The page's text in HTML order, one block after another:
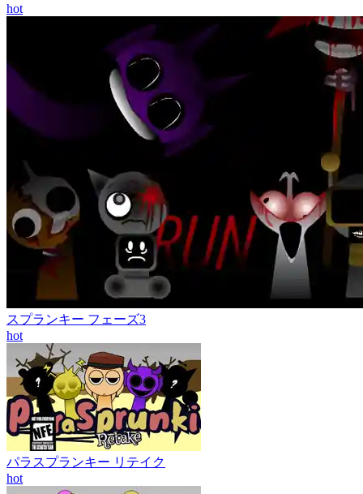
hot
スプランキー フェーズ3
hot
パラスプランキー リテイク
hot